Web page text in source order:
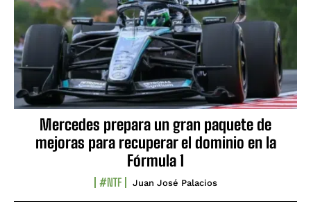
Mercedes prepara un gran paquete de
mejoras para recuperar el dominio en la
Fórmula 1
#NTF Juan José Palacios